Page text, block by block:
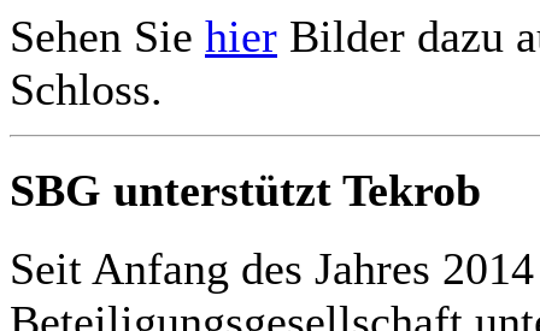
Sehen Sie hier Bilder dazu
Schloss.
SBG unterstützt Tekrob
Seit Anfang des Jahres